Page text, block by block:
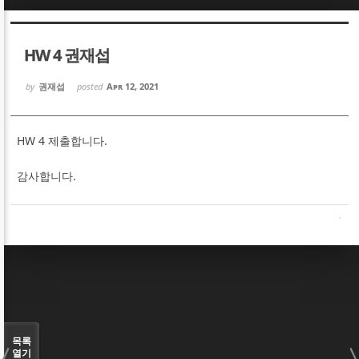
HW 4 권재섭
by 권재섭 posted Apr 12, 2021
HW 4 제출합니다.
감사합니다.
목록
열기
Sketchbook5, 스케치북5
Sketchbook5, 스케치북5
Sketchbook5, 스케치북5
Sketchbook5, 스케치북5